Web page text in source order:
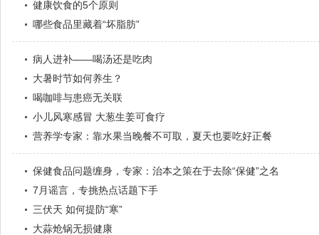
健康饮食的5个原则
哪些食品里藏着“坏脂肪”
病人进补——喝汤还是吃肉
大暑时节如何养生？
喝咖啡与患癌无关联
小儿风寒感冒 大葱生姜可食疗
营养学专家：靠水果当晚餐不可取，夏天也要吃好正餐
保健食品问题缠身，专家：治本之策在于去除“保健”之名
7月谣言，专挑热点话题下手
三伏天 如何提防“寒”
大蒜炝锅无损健康